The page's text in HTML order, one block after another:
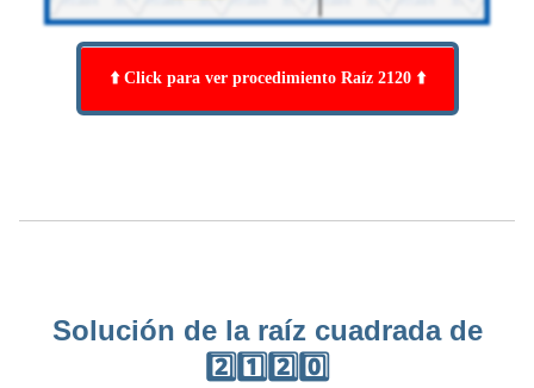
⬆️ Click para ver procedimiento Raíz 2120 ⬆️
Solución de la raíz cuadrada de
2️⃣1️⃣2️⃣0️⃣